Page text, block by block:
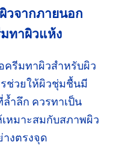
วจากภายนอก
ทาผิวแห้ง
ครีมทาผิวสำหรับผิว
ช่วยให้ผิวชุ่มชื้นมี
ล้ำลึก ควรทาเป็น
เหมาะสมกับสภาพผิว
งตรงจุด